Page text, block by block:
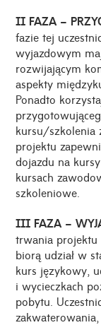
II FAZA –
fazie tej
wyjazdowym
rozwijającym
aspekty
Ponadto
kursu/szkolenia
projektu
dojazdu na
kursach
szkoleniowe.
III FAZA –
trwania projektu
biorą udział w
kurs językowy,
i wycieczkach
pobytu.